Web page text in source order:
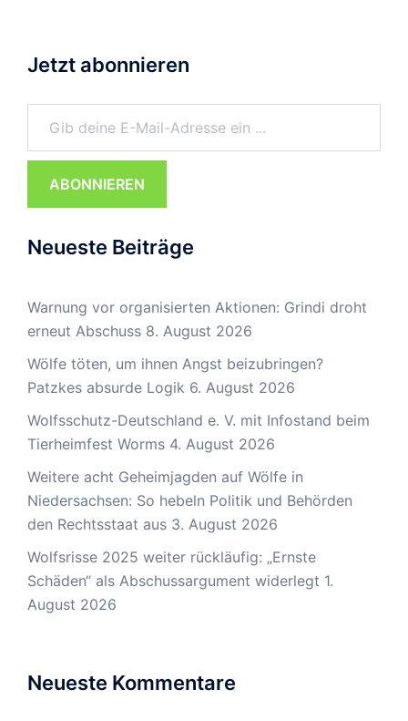
Jetzt abonnieren
Gib deine E-Mail-Adresse ein ...
ABONNIEREN
Neueste Beiträge
Warnung vor organisierten Aktionen: Grindi droht
erneut Abschuss 8. August 2026
Wölfe töten, um ihnen Angst beizubringen?
Patzkes absurde Logik 6. August 2026
Wolfsschutz-Deutschland e. V. mit Infostand beim
Tierheimfest Worms 4. August 2026
Weitere acht Geheimjagden auf Wölfe in
Niedersachsen: So hebeln Politik und Behörden
den Rechtsstaat aus 3. August 2026
Wolfsrisse 2025 weiter rückläufig: „Ernste
Schäden“ als Abschussargument widerlegt 1.
August 2026
Neueste Kommentare